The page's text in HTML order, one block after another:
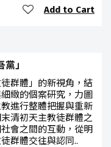
Add to Cart
黨」
群體」的新視角，結
緻的個案研究，力圖
進行整體把握與重新
清初天主教徒群體之
會之間的互動，從明
群體交往與認同..